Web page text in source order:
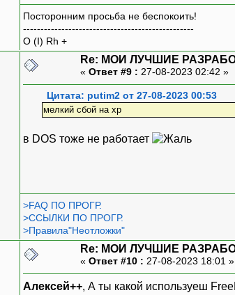
Посторонним просьба не беспокоить!
-------------------------------------------------
O (I) Rh +
Re: МОИ ЛУЧШИЕ
« Ответ #9 : 27-08-2023 02:42 »
Цитата: putim2 от 27-08-2023 00:53
мелкий сбой на xp
в DOS тоже не работает
>FAQ ПО ПРОГР.
>ССЫЛКИ ПО ПРОГР.
>Правила"Неотложки"
Re: МОИ ЛУЧШИЕ
« Ответ #10 : 27-08-2023 18:01 »
Алексей++, А ты какой используеш